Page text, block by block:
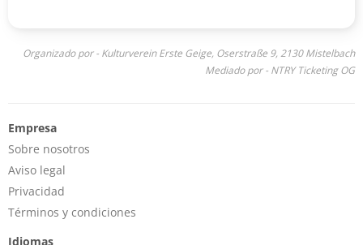
Organizado por - Kulturverein Erste Geige, Oserstraße 9, 2130 Mistelbach
Mediado por - NTRY Ticketing OG
Empresa
Sobre nosotros
Aviso legal
Privacidad
Términos y condiciones
Idiomas